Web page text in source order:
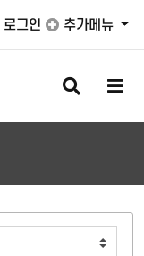
로그인 추가메뉴
검
색
버
메
버